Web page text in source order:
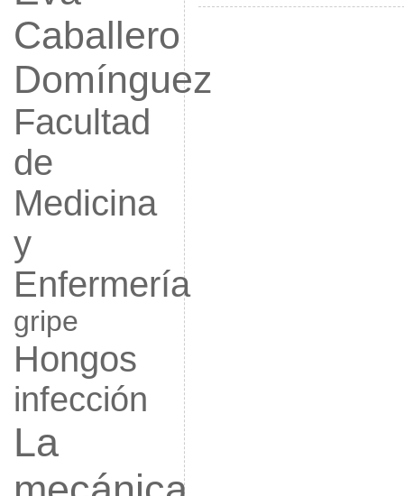
Caballero
Domínguez
Facultad
de
Medicina
y
Enfermería
gripe
Hongos
infección
La